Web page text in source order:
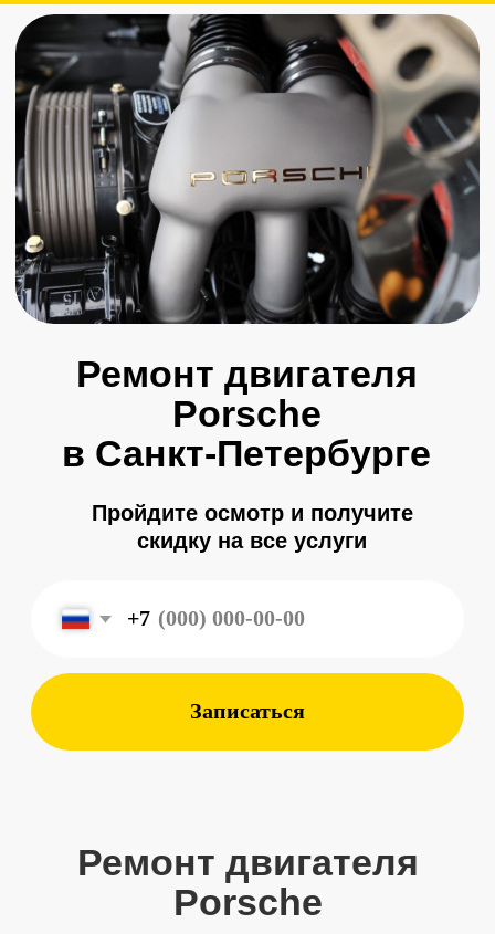
Ремонт двигателя
Porsche
в Санкт-Петербурге
Пройдите осмотр и получите
скидку на все услуги
+7
Записаться
Ремонт двигателя
Porsche позволяет нашей команде
оказывать широкий спектр услуг для